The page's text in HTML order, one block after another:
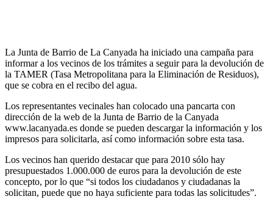
La Junta de Barrio de La Canyada ha iniciado una campaña para
informar a los vecinos de los trámites a seguir para la devolución de
la TAMER (Tasa Metropolitana para la Eliminación de Residuos),
que se cobra en el recibo del agua.
Los representantes vecinales han colocado una pancarta con
dirección de la web de la Junta de Barrio de la Canyada
www.lacanyada.es donde se pueden descargar la información y los
impresos para solicitarla, así como información sobre esta tasa.
Los vecinos han querido destacar que para 2010 sólo hay
presupuestados 1.000.000 de euros para la devolución de este
concepto, por lo que “si todos los ciudadanos y ciudadanas la
solicitan, puede que no haya suficiente para todas las solicitudes”.